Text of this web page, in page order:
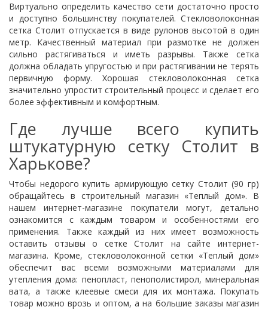
Виртуально определить качество сети достаточно просто
и доступно большинству покупателей. Стекловолоконная
сетка Столит отпускается в виде рулонов высотой в один
метр. Качественный материал при размотке не должен
сильно растягиваться и иметь разрывы. Также сетка
должна обладать упругостью и при растягивании не терять
первичную форму. Хорошая стекловолоконная сетка
значительно упростит строительный процесс и сделает его
более эффективным и комфортным.
Где лучше всего купить
штукатурную сетку Столит в
Харькове?
Чтобы недорого купить армирующую сетку Столит (90 гр)
обращайтесь в строительный магазин «Теплый дом». В
нашем интернет-магазине покупатели могут, детально
ознакомится с каждым товаром и особенностями его
применения. Также каждый из них имеет возможность
оставить отзывы о сетке Столит на сайте интернет-
магазина. Кроме, стекловолоконной сетки «Теплый дом»
обеспечит вас всеми возможными материалами для
утепления дома: пенопласт, пенополистирол, минеральная
вата, а также клеевые смеси для их монтажа. Покупать
товар можно врозь и оптом, а на большие заказы магазин